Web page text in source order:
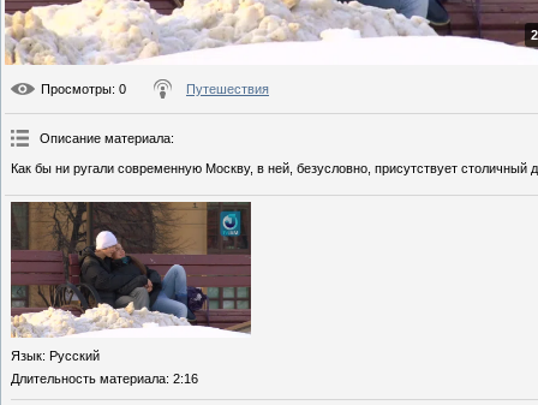
Просмотры: 0 Путешествия
Описание материала:
Как бы ни ругали современную Москву, в ней, безусловно, присутствует
Язык: Русский
Длительность материала: 2:16